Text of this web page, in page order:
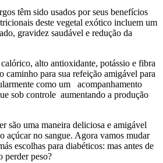
têm sido usados por seus benefícios
deste vegetal exótico incluem um
gravidez saudável e redução da
alto antioxidante, potássio e fibra
caminho para sua refeição amigável para
como um acompanhamento
sob controle aumentando a produção
são uma maneira deliciosa e amigável
açúcar no sangue. Agora vamos mudar
escolhas para diabéticos: mas antes de
perder peso?